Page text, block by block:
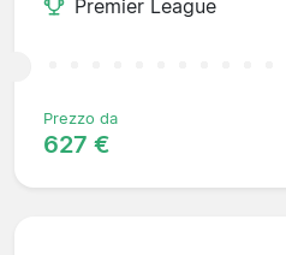
Premier League
Prezzo da
627 €